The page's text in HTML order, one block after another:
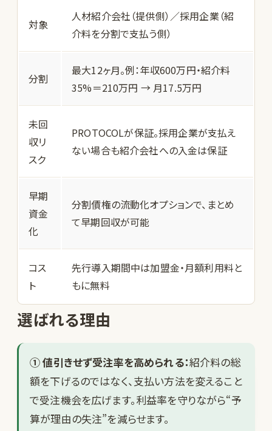
対象
人材紹介会社（提供側）／採用企業（紹
介料を分割で支払う側）
分割
最大12ヶ月。例：年収600万円・紹介料
35%＝210万円 → 月17.5万円
未回
収リ
スク
PROTOCOLが保証。採用企業が支払え
ない場合も紹介会社への入金は保証
早期
資金
化
分割債権の流動化オプションで、まとめ
て早期回収が可能
コス
ト
先行導入期間中は加盟金・月額利用料と
もに無料
選ばれる理由
① 値引きせず受注率を高められる：紹介料の総
額を下げるのではなく、支払い方法を変えること
で受注機会を広げます。利益率を守りながら“予
算が理由の失注”を減らせます。